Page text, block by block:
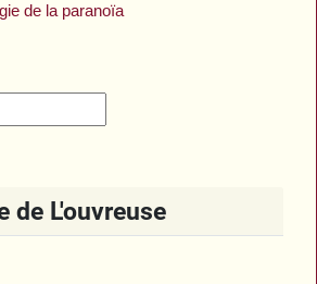
de la paranoïa
de L'ouvreuse